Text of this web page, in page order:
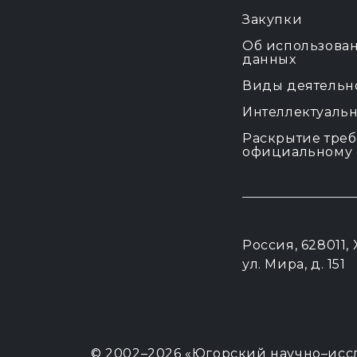
Закупки
Об
данных
Виды
Раскрытие
официальному
Россия, 628011,
ул. Мира, д. 151
© 2002–2026 «Югорский